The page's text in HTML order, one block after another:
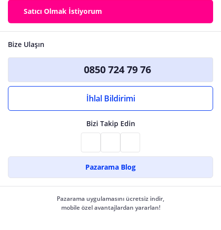
Satıcı Olmak İstiyorum
Bize Ulaşın
0850 724 79 76
İhlal Bildirimi
Bizi Takip Edin
Pazarama Blog
Pazarama uygulamasını ücretsiz indir,
mobile özel avantajlardan yararlan!